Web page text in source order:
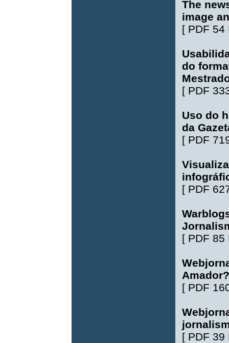
The
image
[ PDF 54
do
[ PDF
Uso do
da
[ PDF
[ PDF
[ PDF 85
Amador?
[ PDF
[ PDF 39